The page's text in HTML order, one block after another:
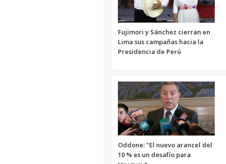
Fujimori y Sánchez cierran en
Lima sus campañas hacia la
Presidencia de Perú
Oddone: "El nuevo arancel del
10 % es un desafío para